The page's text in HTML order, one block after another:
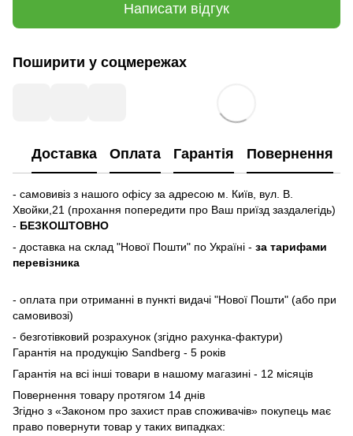
Написати відгук
Поширити у соцмережах
Доставка Оплата Гарантія Повернення
- самовивіз з нашого офісу за адресою м. Київ, вул. В.
Хвойки,21 (прохання попередити про Ваш приїзд заздалегідь)
- БЕЗКОШТОВНО
- доставка на склад "Нової Пошти" по Україні - за тарифами
перевізника
- оплата при отриманні в пункті видачі "Нової Пошти" (або при
самовивозі)
- безготівковий розрахунок (згідно рахунка-фактури)
Гарантія на продукцію Sandberg - 5 років
Гарантія на всі інші товари в нашому магазині - 12 місяців
Повернення товару протягом 14 днів
Згідно з «Законом про захист прав споживачів» покупець має
право повернути товар у таких випадках: